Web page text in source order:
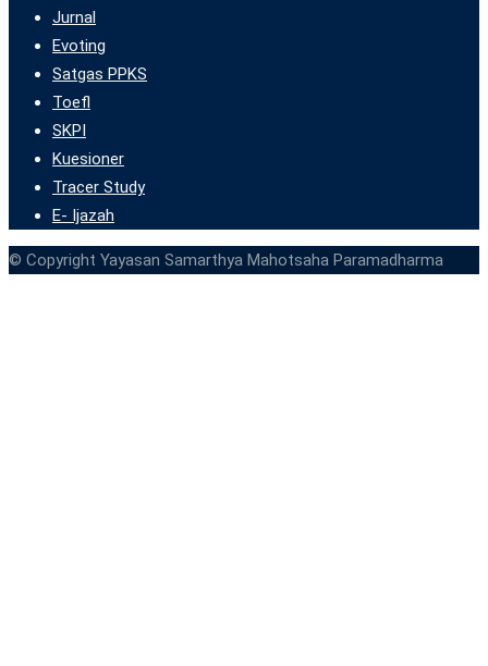
Jurnal
Evoting
Satgas PPKS
Toefl
SKPI
Kuesioner
Tracer Study
E- Ijazah
© Copyright Yayasan Samarthya Mahotsaha Paramadharma